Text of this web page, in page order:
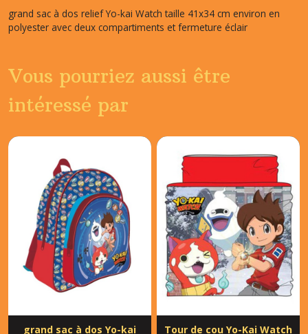
grand sac à dos relief Yo-kai Watch taille 41x34 cm environ en
polyester avec deux compartiments et fermeture éclair
Vous pourriez aussi être
intéressé par
grand sac à dos Yo-kai Tour de cou Yo-Kai Watch